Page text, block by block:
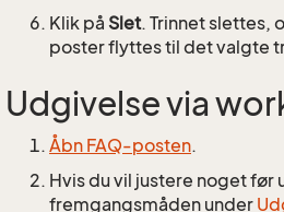
Klik på Slet. Trinnet slettes,
poster flyttes til det valgte
Udgivelse via
Åbn FAQ-posten.
Hvis du vil justere noget før
fremgangsmåden under